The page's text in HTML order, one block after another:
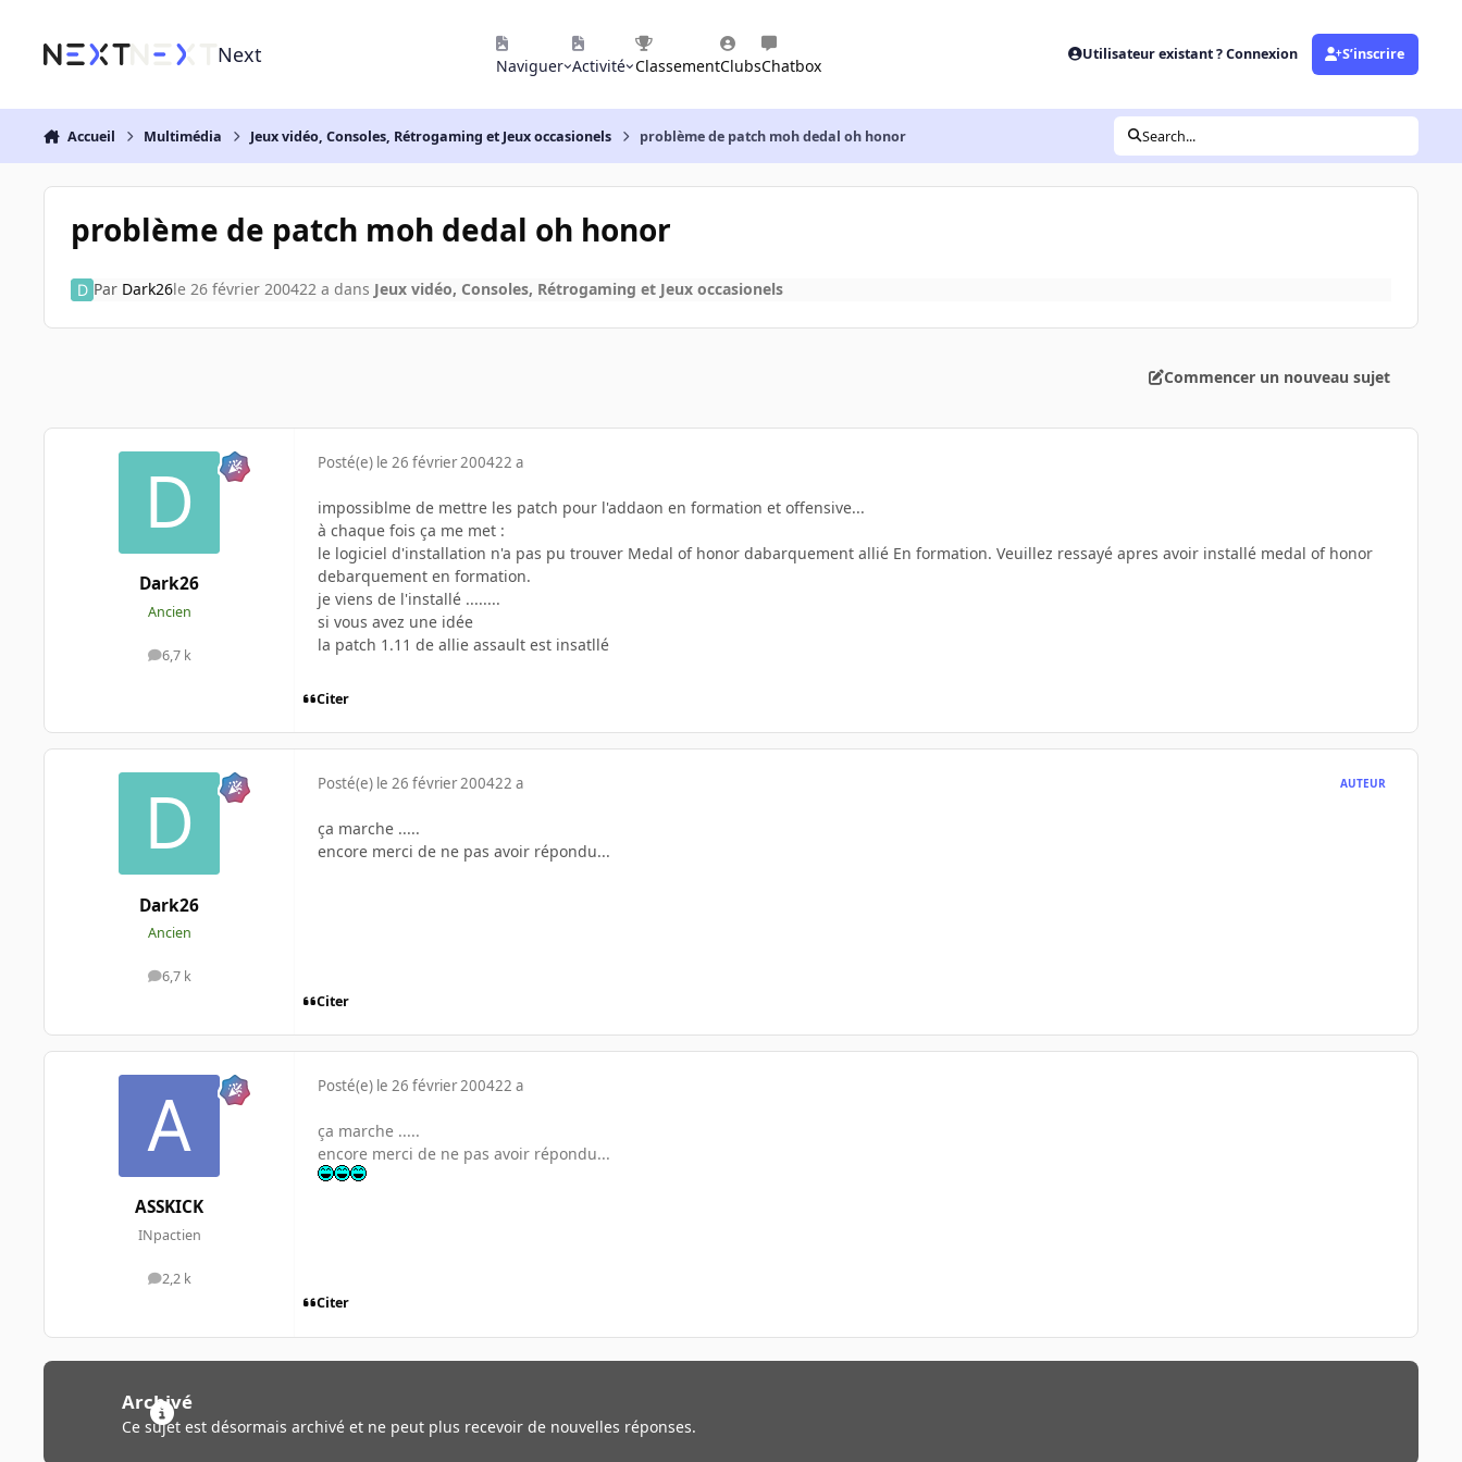
Next Naviguer Activité ClassementClubsChatbox
Utilisateur existant ? Connexion S’inscrire
Accueil Multimédia Jeux vidéo, Consoles, Rétrogaming et Jeux occasionels problème de patch moh dedal oh honor Search...
problème de patch moh dedal oh honor
Par Dark26le 26 février 200422 a dans Jeux vidéo, Consoles, Rétrogaming et Jeux occasionels
Commencer un nouveau sujet
Dark26
Ancien
6,7 k
messages
Posté(e) le 26 février 200422 a
impossiblme de mettre les patch pour l'addaon en formation et offensive...
à chaque fois ça me met :
le logiciel d'installation n'a pas pu trouver Medal of honor dabarquement allié En formation. Veuillez ressayé apres avoir installé medal of honor
debarquement en formation.
je viens de l'installé ........
si vous avez une idée
la patch 1.11 de allie assault est insatllé
Citer
Dark26
Ancien
6,7 k
messages
Posté(e) le 26 février 200422 a AUTEUR
ça marche .....
encore merci de ne pas avoir répondu...
Citer
ASSKICK
INpactien
2,2 k
messages
Posté(e) le 26 février 200422 a
ça marche .....
encore merci de ne pas avoir répondu...
Citer
Archivé
Ce sujet est désormais archivé et ne peut plus recevoir de nouvelles réponses.